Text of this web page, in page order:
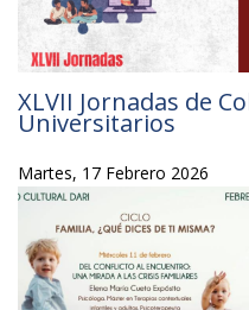
XLVII Jornadas de
Universitarios
Martes, 17 Febrero 2026